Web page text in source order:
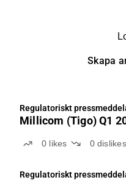
Skapa
Regulatoriskt
Millicom (Tigo) Q1
0 likes 0 dislikes
Regulatoriskt